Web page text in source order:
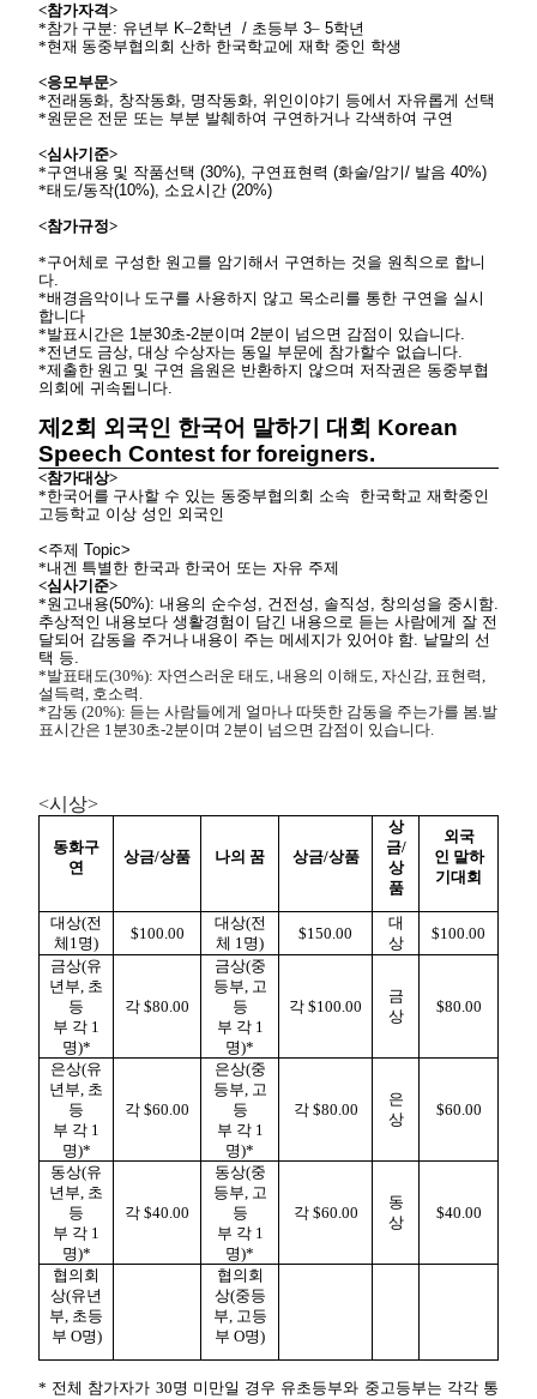
<참가자격>
*참가 구분: 유년부 K–2학년 / 초등부 3– 5학년
*현재 동중부협의회 산하 한국학교에 재학 중인 학생
<응모부문>
*전래동화, 창작동화, 명작동화, 위인이야기 등에서 자유롭게 선택
*원문은 전문 또는 부분 발췌하여 구연하거나 각색하여 구연
<심사기준>
*구연내용 및 작품선택 (30%), 구연표현력 (화술/암기/ 발음 40%)
*태도/동작(10%), 소요시간 (20%)
<참가규정>
*구어체로 구성한 원고를 암기해서 구연하는 것을 원칙으로 합니
다.
*배경음악이나 도구를 사용하지 않고 목소리를 통한 구연을 실시
합니다
*발표시간은 1분30초-2분이며 2분이 넘으면 감점이 있습니다.
*전년도 금상, 대상 수상자는 동일 부문에 참가할수 없습니다.
*제출한 원고 및 구연 음원은 반환하지 않으며 저작권은 동중부협
의회에 귀속됩니다.
제 2회 외국인 한국어 말하기 대회 Korean
Speech Contest for foreigners.
<참가대상>
*한국어를 구사할 수 있는 동중부협의회 소속 한국학교 재학중인
고등학교 이상 성인 외국인
<주제 Topic>
*내겐 특별한 한국과 한국어 또는 자유 주제
<심사기준>
*원고내용(50%): 내용의 순수성 , 건전성 , 솔직성 , 창의성을 중시함.
추상적인 내용보다 생활경험이 담긴 내용으로 듣는 사람에게 잘 전
달되어 감동을 주거나 내용이 주는 메세지가 있어야 함. 낱말의 선
택 등.
*발표태도(30%): 자연스러운 태도, 내용의 이해도, 자신감, 표현력,
설득력, 호소력 .
*감동 (20%): 듣는 사람들에게 얼마나 따뜻한 감동을 주는가를 봄.발
표시간은 1분30초-2분이며 2분이 넘으면 감점이 있습니다.
<시상>
동화구
연
상금/상품 나의 꿈 상금/상품
상
금/
상
품
외국
인 말하
기대회
대상(전
체 1명)
$100.00
대상(전
체 1명)
$150.00
대
상
$100.00
금상(유
년부, 초
등
부 각 1
명)*
각 $80.00
금상(중
등부, 고
등
부 각1
명)*
각 $100.00
금
상
$80.00
은상(유
년부, 초
등
부 각 1
명)*
각 $60.00
은상(중
등부, 고
등
부 각1
명)*
각$80.00
은
상
$60.00
동상(유
년부, 초
등
부 각 1
명)*
각 $40.00
동상(중
등부, 고
등
부 각1
명)*
각$60.00
동
상
$40.00
협의회
상(유년
부, 초등
부 O명)
협의회
상(중등
부, 고등
부 O명)
* 전체 참가자가 30명 미만일 경우 유초등부와 중고등부는 각각 통